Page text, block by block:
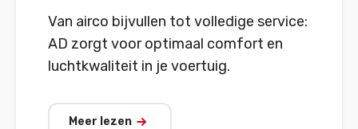
Van airco bijvullen tot volledige service:
AD zorgt voor optimaal comfort en
luchtkwaliteit in je voertuig.
Meer lezen